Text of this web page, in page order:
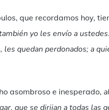
que recordamos hoy,
yo les envío a ustedes
quedan perdonados; a
asombroso e inesperado,
que se dirijan a todas las